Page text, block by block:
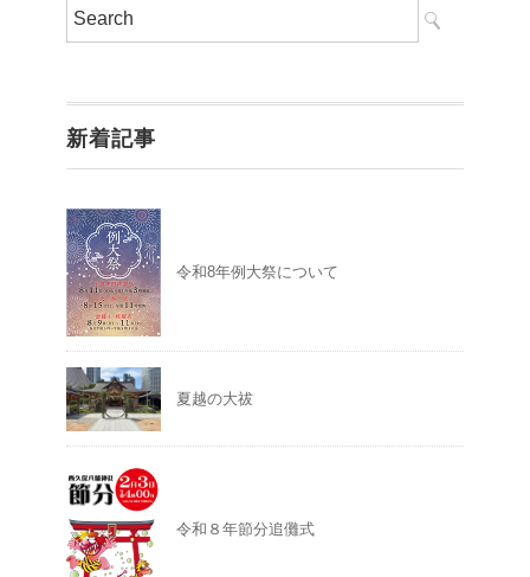
新着記事
令和8年例大祭について
夏越の大祓
令和８年節分追儺式